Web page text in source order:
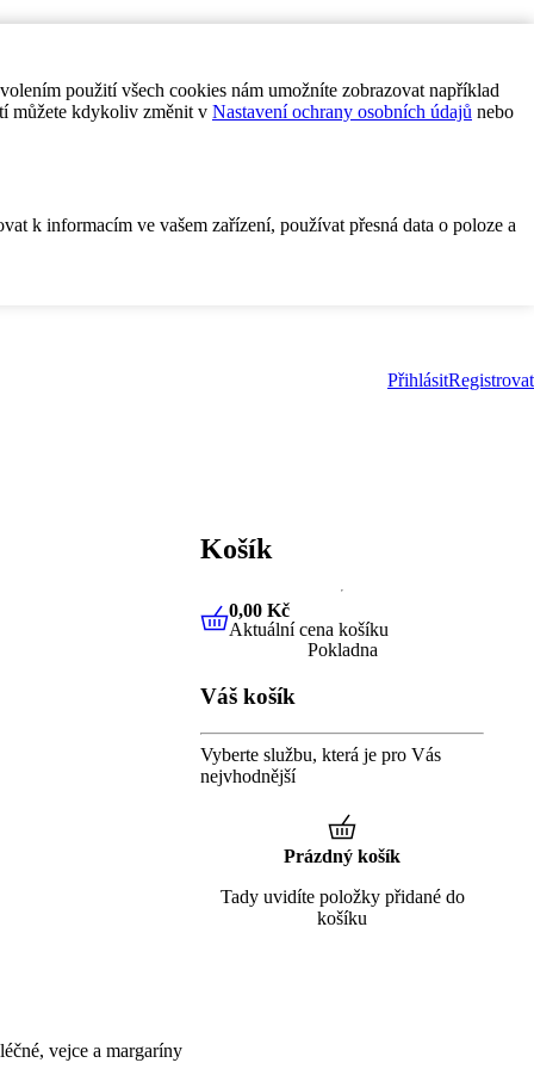
použití všech cookies nám umožníte zobrazovat například
můžete kdykoliv změnit v Nastavení ochrany osobních údajů nebo
k informacím ve vašem zařízení, používat přesná data o poloze a
PřihlásitRegistrovat
vejce a margaríny
Košík
0,00 KčAktuální cena košíku
0,00 Kč
Aktuální cena košíku
Pokladna
Váš košík
Vyberte službu, která je pro Vás
nejvhodnější
Prázdný košík
Tady uvidíte položky přidané do
košíku